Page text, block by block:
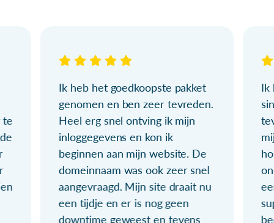
te
Ik heb het goedkoopste pakket
genomen en ben zeer tevreden.
Heel erg snel ontving ik mijn
inloggegevens en kon ik
beginnen aan mijn website. De
domeinnaam was ook zeer snel
aangevraagd. Mijn site draait nu
een tijdje en er is nog geen
downtime geweest en tevens
Ik